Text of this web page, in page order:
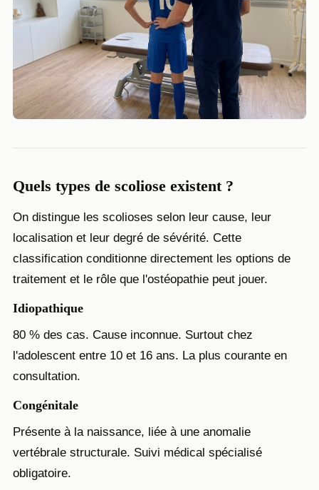
Quels types de scoliose existent ?
On distingue les scolioses selon leur cause, leur
localisation et leur degré de sévérité. Cette
classification conditionne directement les options de
traitement et le rôle que l'ostéopathie peut jouer.
Idiopathique
80 % des cas. Cause inconnue. Surtout chez
l'adolescent entre 10 et 16 ans. La plus courante en
consultation.
Congénitale
Présente à la naissance, liée à une anomalie
vertébrale structurale. Suivi médical spécialisé
obligatoire.